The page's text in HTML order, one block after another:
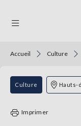
THÉMATIQUES
RÉGIONS
Accueil Culture
Culture Hauts-
Imprimer